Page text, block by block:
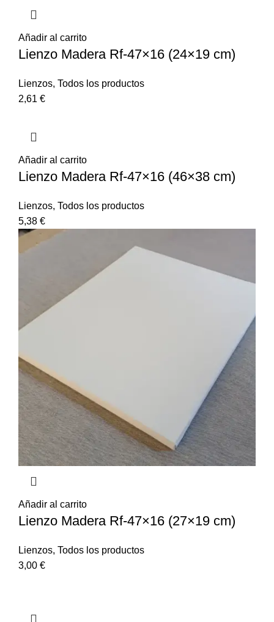
Añadir al carrito
Lienzo Madera Rf-47×16 (24×19 cm)
Lienzos, Todos los productos
2,61 €
Añadir al carrito
Lienzo Madera Rf-47×16 (46×38 cm)
Lienzos, Todos los productos
5,38 €
Añadir al carrito
Lienzo Madera Rf-47×16 (27×19 cm)
Lienzos, Todos los productos
3,00 €